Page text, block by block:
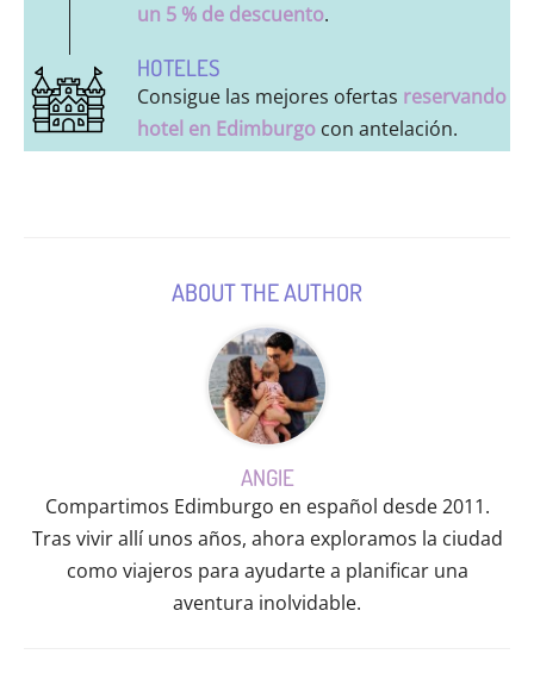
un 5 % de descuento.
HOTELES
Consigue las mejores ofertas reservando
hotel en Edimburgo con antelación.
ABOUT THE AUTHOR
ANGIE
Compartimos Edimburgo en español desde 2011.
Tras vivir allí unos años, ahora exploramos la ciudad
como viajeros para ayudarte a planificar una
aventura inolvidable.